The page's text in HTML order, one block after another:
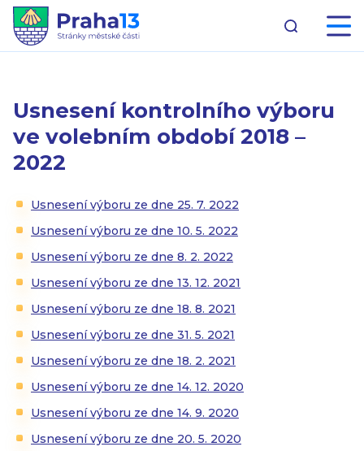
Usnesení kontrolního výboru
ve volebním období 2018 –
2022
Usnesení výboru ze dne 25. 7. 2022
Usnesení výboru ze dne 10. 5. 2022
Usnesení výboru ze dne 8. 2. 2022
Usnesení výboru ze dne 13. 12. 2021
Usnesení výboru ze dne 18. 8. 2021
Usnesení výboru ze dne 31. 5. 2021
Usnesení výboru ze dne 18. 2. 2021
Usnesení výboru ze dne 14. 12. 2020
Usnesení výboru ze dne 14. 9. 2020
Usnesení výboru ze dne 20. 5. 2020